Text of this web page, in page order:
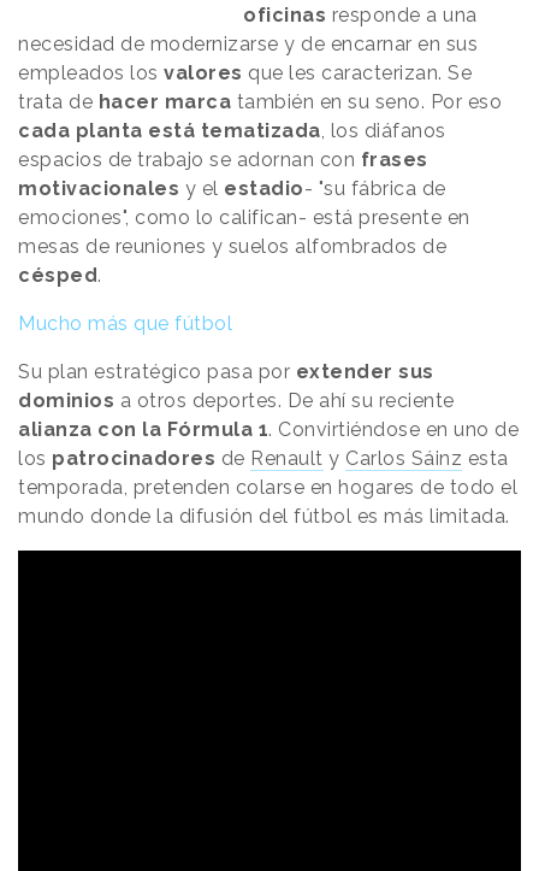
oficinas responde a una
necesidad de modernizarse y de encarnar en sus
empleados los valores que les caracterizan. Se
trata de hacer marca también en su seno. Por eso
cada planta está tematizada, los diáfanos
espacios de trabajo se adornan con frases
motivacionales y el estadio- "su fábrica de
emociones", como lo califican- está presente en
mesas de reuniones y suelos alfombrados de
césped.
Mucho más que fútbol
Su plan estratégico pasa por extender sus
dominios a otros deportes. De ahí su reciente
alianza con la Fórmula 1. Convirtiéndose en uno de
los patrocinadores de Renault y Carlos Sáinz esta
temporada, pretenden colarse en hogares de todo el
mundo donde la difusión del fútbol es más limitada.